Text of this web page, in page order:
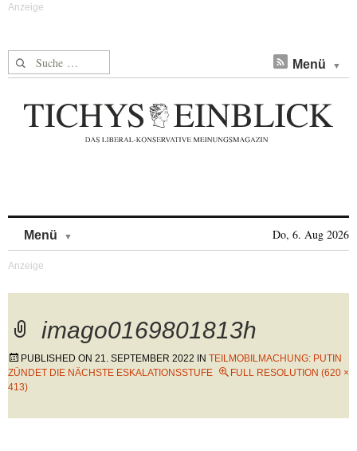
Suche nach: Menü
Menü Do, 6. Aug 2026
imago0169801813h
PUBLISHED ON 21. SEPTEMBER 2022 IN TEILMOBILMACHUNG: PUTIN
ZÜNDET DIE NÄCHSTE ESKALATIONSSTUFE
FULL RESOLUTION (620 ×
413)